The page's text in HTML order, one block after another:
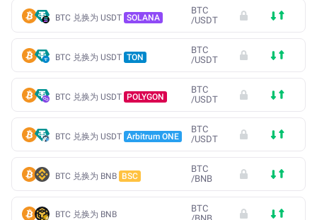
BTC 兑换为 USDT SOLANA
BTC
/USDT
BTC 兑换为 USDT TON
BTC
/USDT
BTC 兑换为 USDT POLYGON
BTC
/USDT
BTC 兑换为 USDT Arbitrum ONE
BTC
/USDT
BTC 兑换为 BNB BSC
BTC
/BNB
BTC 兑换为 BNB
BTC